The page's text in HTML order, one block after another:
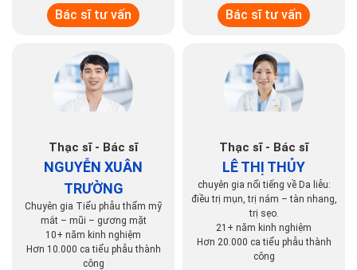
Bác sĩ tư vấn Bác sĩ tư vấn
Thạc sĩ - Bác sĩ
NGUYỄN XUÂN
TRƯỜNG
Chuyên gia Tiểu phẫu thẩm mỹ
mắt – mũi – gương mặt
10+ năm kinh nghiệm
Hơn 10.000 ca tiểu phẫu thành
công
Thạc sĩ - Bác sĩ
LÊ THỊ THỦY
chuyên gia nổi tiếng về Da liễu:
điều trị mụn, trị nám – tàn nhang,
trị sẹo.
21+ năm kinh nghiệm
Hơn 20.000 ca tiểu phẫu thành
công